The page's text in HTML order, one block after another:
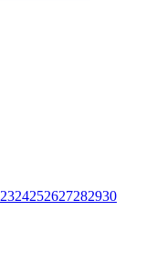
2324252627282930